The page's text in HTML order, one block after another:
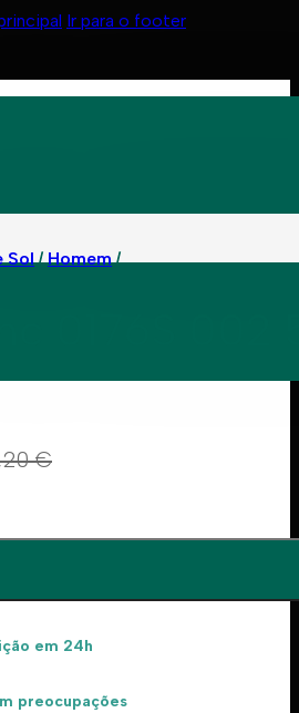
Ir para o footer
Sol Homem
0176S 002
€
em 24h
preocupações